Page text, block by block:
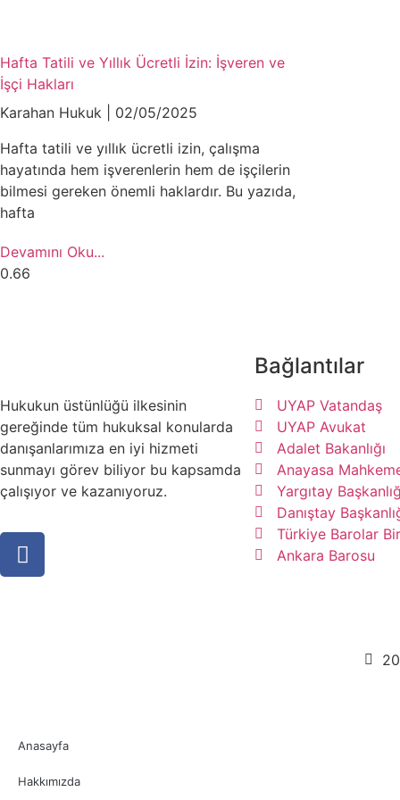
Hafta Tatili ve Yıllık Ücretli İzin: İşveren ve
İşçi Hakları
Karahan Hukuk
02/05/2025
Hafta tatili ve yıllık ücretli izin, çalışma
hayatında hem işverenlerin hem de işçilerin
bilmesi gereken önemli haklardır. Bu yazıda,
hafta
Devamını Oku...
Hukukun üstünlüğü ilkesinin
gereğinde tüm hukuksal konularda
danışanlarımıza en iyi hizmeti
sunmayı görev biliyor bu kapsamda
çalışıyor ve kazanıyoruz.
Bağlantılar
UYAP Vatandaş
UYAP Avukat
Adalet Bakanlığı
Anayasa
Yargıtay
Danıştay
Türkiye Barolar
Ankara Barosu
Anasayfa
Hakkımızda